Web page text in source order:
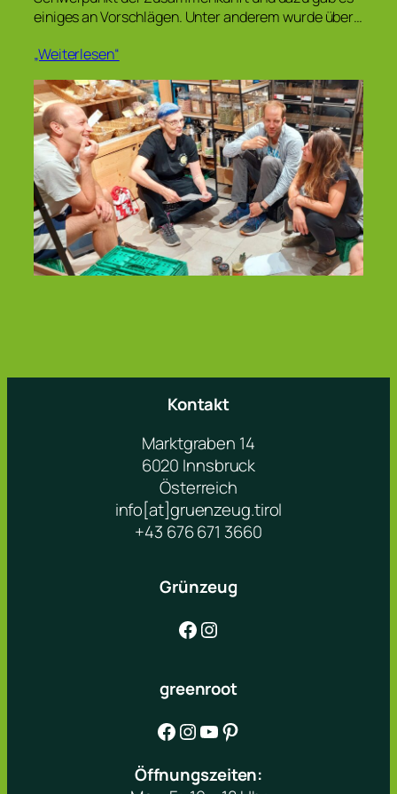
einiges an Vorschlägen. Unter anderem wurde über…
„Weiterlesen“
Kontakt
Marktgraben 14
6020 Innsbruck
Österreich
info[at]gruenzeug.tirol
+43 676 671 3660
Grünzeug
Facebook Instagram
greenroot
Facebook Instagram YouTube Pinterest
Öffnungszeiten: